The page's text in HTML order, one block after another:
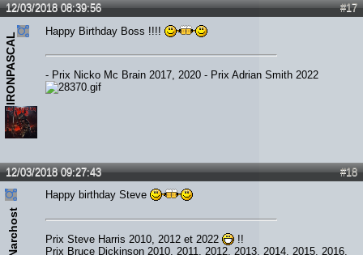
#17
12/03/2018 08:39:56
IRONPASCAL
Happy Birthday Boss !!!!
- Prix Nicko Mc Brain 2017, 2020 - Prix Adrian Smith 2022
#18
12/03/2018 09:27:43
Narchost
Happy birthday Steve
Prix Steve Harris 2010, 2012 et 2022
!!
Prix Bruce Dickinson 2010, 2011, 2012, 2013, 2014, 2015, 2016,